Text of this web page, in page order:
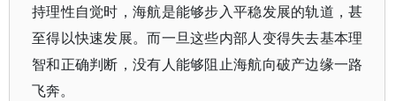
持理性自觉时，海航是能够步入平稳发展的轨道，甚
至得以快速发展。而一旦这些内部人变得失去基本理
智和正确判断，没有人能够阻止海航向破产边缘一路
飞奔。